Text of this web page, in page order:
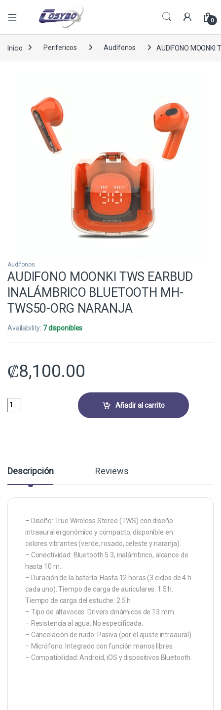
0
Inicio Perifericos Audífonos AUDIFONO MOONKI
Audífonos
AUDIFONO MOONKI TWS EARBUD
INALÁMBRICO BLUETOOTH MH-
TWS50-ORG NARANJA
Availability: 7 disponibles
₡8,100.00
AUDIFONO MOONKI TWS EARBUD INALÁMBRICO BLUETOOTH MH-
Añadir al carrito
Descripción Reviews
– Diseño: True Wireless Stereo (TWS) con diseño
intraaural ergonómico y compacto, disponible en
colores vibrantes (verde, rosado, celeste y naranja).
– Conectividad: Bluetooth 5.3, inalámbrico, alcance de
hasta 10 m.
– Duración de la batería: Hasta 12 horas (3 ciclos de 4 h
cada uno). Tiempo de carga de auriculares: 1.5 h.
Tiempo de carga del estuche: 2.5 h
– Tipo de altavoces: Drivers dinámicos de 13 mm.
– Resistencia al agua: No especificada.
– Cancelación de ruido: Pasiva (por el ajuste intraaural).
– Micrófono: Integrado con función manos libres.
– Compatibilidad: Android, iOS y dispositivos Bluetooth.